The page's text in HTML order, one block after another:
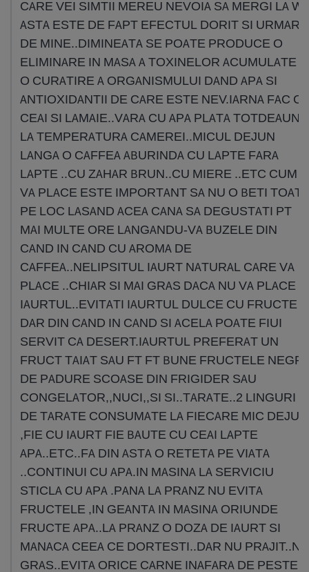
CARE VEI SIMTII MEREU NEVOIA SA MERGI LA
ASTA ESTE DE FAPT EFECTUL DORIT SI
DE MINE..DIMINEATA SE POATE PRODUCE O
ELIMINARE IN MASA A TOXINELOR ACUMULATE
O CURATIRE A ORGANISMULUI DAND APA SI
ANTIOXIDANTII DE CARE ESTE NEV.IARNA FAC
CEAI SI LAMAIE..VARA CU APA PLATA TOTDEAUNA
LA TEMPERATURA CAMEREI..MICUL DEJUN
LANGA O CAFFEA ABURINDA CU LAPTE FARA
LAPTE ..CU ZAHAR BRUN..CU MIERE ..ETC CUM
VA PLACE ESTE IMPORTANT SA NU O BETI TOATA
PE LOC LASAND ACEA CANA SA DEGUSTATI PT
MAI MULTE ORE LANGANDU-VA BUZELE DIN
CAND IN CAND CU AROMA DE
CAFFEA..NELIPSITUL IAURT NATURAL CARE VA
PLACE ..CHIAR SI MAI GRAS DACA NU VA PLACE
IAURTUL..EVITATI IAURTUL DULCE CU FRUCTE
DAR DIN CAND IN CAND SI ACELA POATE FIUI
SERVIT CA DESERT.IAURTUL PREFERAT UN
FRUCT TAIAT SAU FT FT BUNE FRUCTELE
DE PADURE SCOASE DIN FRIGIDER SAU
CONGELATOR,,NUCI,,SI SI..TARATE..2 LINGURI
DE TARATE CONSUMATE LA FIECARE MIC DEJUN
,FIE CU IAURT FIE BAUTE CU CEAI LAPTE
APA..ETC..FA DIN ASTA O RETETA PE VIATA
..CONTINUI CU APA.IN MASINA LA SERVICIU
STICLA CU APA .PANA LA PRANZ NU EVITA
FRUCTELE ,IN GEANTA IN MASINA ORIUNDE
FRUCTE APA..LA PRANZ O DOZA DE IAURT SI
MANACA CEEA CE DORTESTI..DAR NU PRAJIT..NU
GRAS..EVITA ORICE CARNE INAFARA DE PESTE